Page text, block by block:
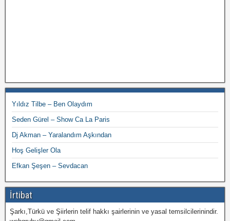
Yıldız Tilbe – Ben Olaydım
Seden Gürel – Show Ca La Paris
Dj Akman – Yaralandım Aşkından
Hoş Gelişler Ola
Efkan Şeşen – Sevdacan
İrtibat
Şarkı,Türkü ve Şiirlerin telif hakkı şairlerinin ve yasal temsilcilerinindir.